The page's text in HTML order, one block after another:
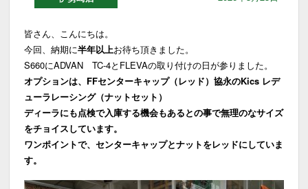
皆さん、こんにちは。
今回、納期に半年以上お待ち頂きました。
S660にADVAN TC-4とFLEVAの取り付けの日が参りました。
オプションは、FFセンターキャップ（レッド）協永のKics レデ
ューラレーシング（ナットセット）
ディーラにも点検で入庫する機会もあるとの事で無理のなサイズ
をチョイスしています。
ワンポイントで、センターキャップとナットをレッドにしていま
す。